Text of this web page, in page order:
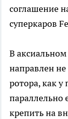
соглашение
суперкаров
В
направлен
ротора, как
параллельно
крепить на